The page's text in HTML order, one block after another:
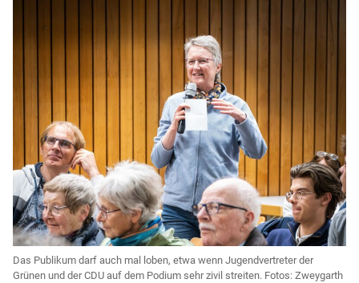
Das Publikum darf auch mal loben, etwa wenn Jugendvertreter der
Grünen und der CDU auf dem Podium sehr zivil streiten. Fotos: Zweygarth